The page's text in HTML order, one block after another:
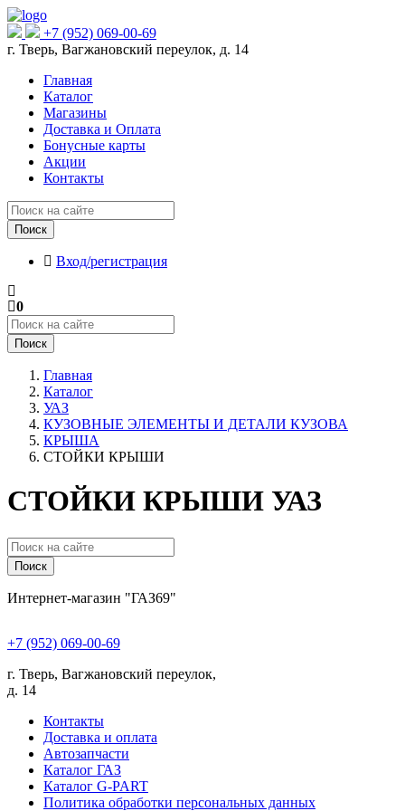
+7 (952) 069-00-69
г. Тверь, Вагжановский переулок, д. 14
Главная
Каталог
Магазины
Доставка и Оплата
Бонусные карты
Акции
Контакты
Поиск
Вход/регистрация
0
Поиск
Главная
Каталог
УАЗ
КУЗОВНЫЕ ЭЛЕМЕНТЫ И ДЕТАЛИ КУЗОВА
КРЫША
СТОЙКИ КРЫШИ
СТОЙКИ КРЫШИ УАЗ
Поиск
Интернет-магазин "ГАЗ69"
+7 (952) 069-00-69
г. Тверь, Вагжановский переулок,
д. 14
Контакты
Доставка и оплата
Автозапчасти
Каталог ГАЗ
Каталог G-PART
Политика обработки персональных данных